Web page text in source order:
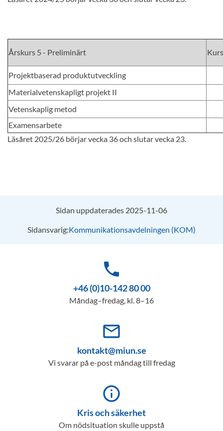
Årskurs 5 - Preliminärt
Projektbaserad produktutveckling
Materialvetenskapligt projekt II
Vetenskaplig metod
Examensarbete
Läsåret 2025/26 börjar vecka 36 och slutar vecka 23.
Sidan uppdaterades 2025-11-06
Sidansvarig:Kommunikationsavdelningen (KOM)
phone
+46 (0)10-142 80 00
Måndag–fredag, kl. 8–16
mail_outline
kontakt@miun.se
Vi svarar på e-post måndag till fredag
info_outline
Kris och säkerhet
Om nödsituation skulle uppstå